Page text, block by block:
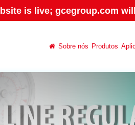
is live; gcegroup.com
Sobre nós Produtos